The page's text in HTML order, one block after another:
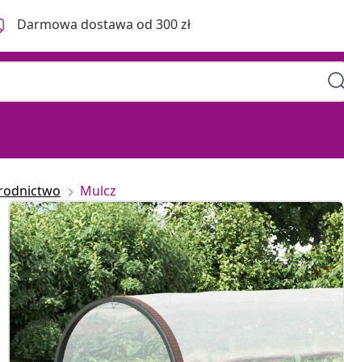
Darmowa dostawa od 300 zł
Mulcz